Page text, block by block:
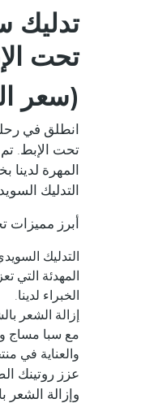
تدليك
تحت
(سعر الخدمة –
انطلق في
المهرة لدينا
التدليك
أبرز مميزات
التدليك
المهدئة التي
الخبراء لدينا.
إزالة الشعر
مع سبا مساج
والعناية في
عزز روتينك
وإزالة